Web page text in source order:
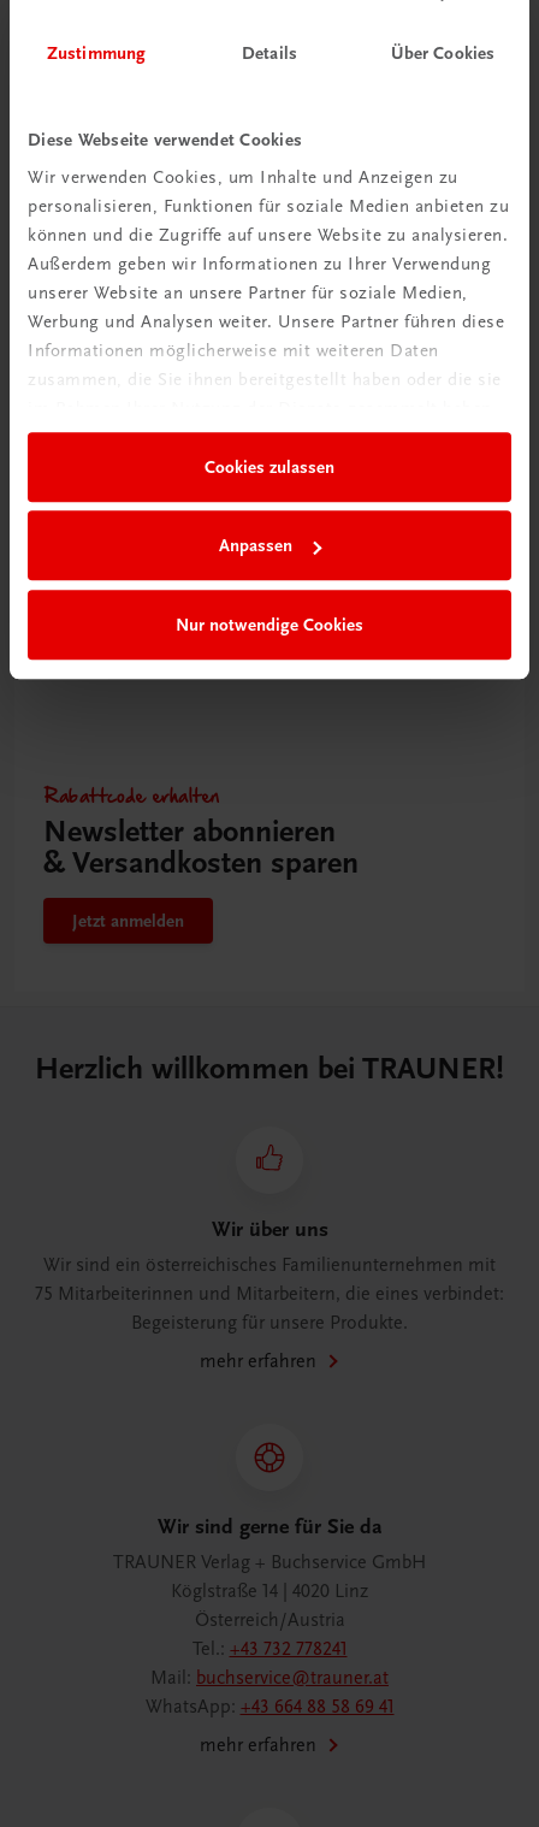
Zustimmung Details Über Cookies
Diese Webseite verwendet Cookies
Wir verwenden Cookies, um Inhalte und Anzeigen zu
personalisieren, Funktionen für soziale Medien anbieten zu
können und die Zugriffe auf unsere Website zu analysieren.
Außerdem geben wir Informationen zu Ihrer Verwendung
unserer Website an unsere Partner für soziale Medien,
Werbung und Analysen weiter. Unsere Partner führen diese
Informationen möglicherweise mit weiteren Daten
zusammen, die Sie ihnen bereitgestellt haben oder die sie
Cookies zulassen
Anpassen
Nur notwendige Cookies
Das große Buch der Kleinigkeiten
Amuse gueules, Fingerfood und andere Leckerbissen
€ 51,40
Rabattcode erhalten
Newsletter abonnieren
& Versandkosten sparen
Jetzt anmelden
Herzlich willkommen bei TRAUNER!
Wir über uns
Wir sind ein österreichisches Familienunternehmen mit
75 Mitarbeiterinnen und Mitarbeitern, die eines verbindet:
Begeisterung für unsere Produkte.
mehr erfahren
Wir sind gerne für Sie da
TRAUNER Verlag + Buchservice GmbH
Köglstraße 14 | 4020 Linz
Österreich/Austria
Tel.: +43 732 778241
Mail: buchservice@trauner.at
WhatsApp: +43 664 88 58 69 41
mehr erfahren